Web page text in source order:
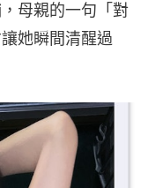
母親的一句「對
她瞬間清醒過